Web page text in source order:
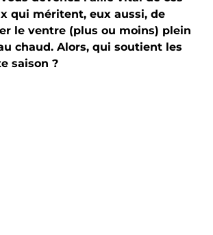
qui méritent, eux aussi, de
le ventre (plus ou moins) plein
chaud. Alors, qui soutient les
saison ?